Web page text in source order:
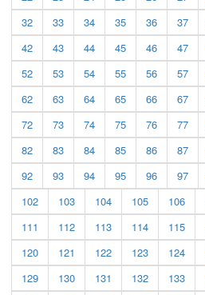
32
33 34 35 36 37
42
43 44 45 46 47
52
53 54 55 56 57
62
63 64 65 66 67
72
73 74 75 76 77
82
83 84 85 86 87
92
93 94 95 96 97
102
103 104 105 106
111
112 113 114 115
120
121 122 123 124
129
130 131 132 133